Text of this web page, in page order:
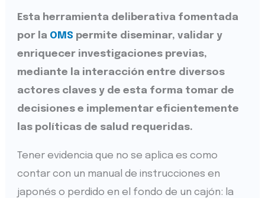
Esta herramienta deliberativa fomentada
por la OMS permite diseminar, validar y
enriquecer investigaciones previas,
mediante la interacción entre diversos
actores claves y de esta forma tomar de
decisiones e implementar eficientemente
las políticas de salud requeridas.
Tener evidencia que no se aplica es como
contar con un manual de instrucciones en
japonés o perdido en el fondo de un cajón: la